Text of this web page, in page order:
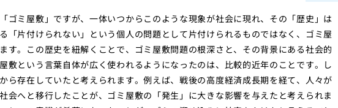
ゴミ屋敷」ですが、一体いつからこのような現象が社会に現れ、その「歴史」は
「片付けられない」という個人の問題として片付けられるものではなく、ゴミ屋
す。この歴史を紐解くことで、ゴミ屋敷問題の根深さと、その背景にある社会的
敷という言葉自体が広く使われるようになったのは、比較的近年のことです。し
ら存在していたと考えられます。例えば、戦後の高度経済成長期を経て、人々が
会へと移行したことが、ゴミ屋敷の「発生」に大きな影響を与えたと考えられま